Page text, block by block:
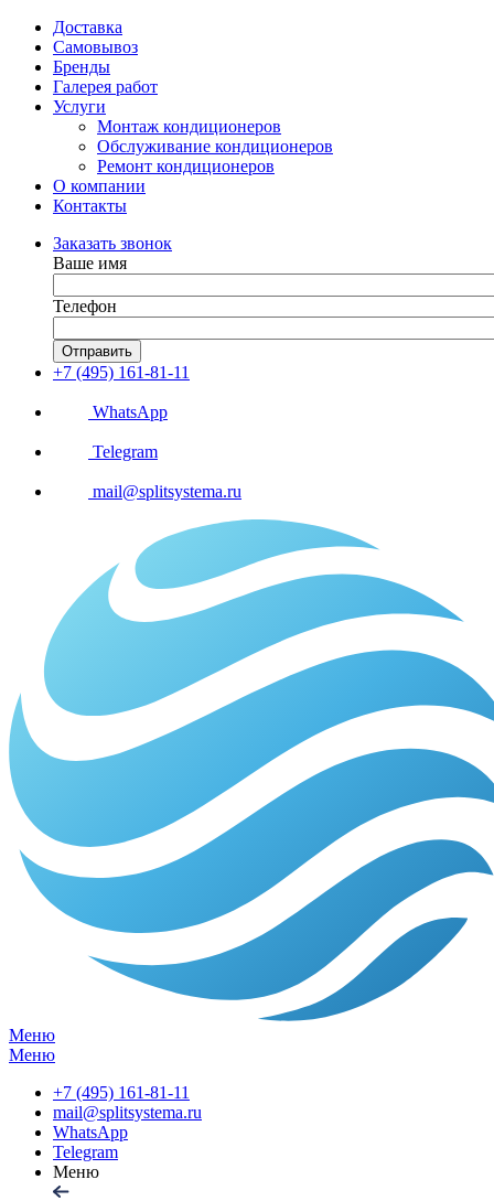
Доставка
Самовывоз
Бренды
Галерея работ
Услуги
Монтаж кондиционеров
Обслуживание кондиционеров
Ремонт кондиционеров
О компании
Контакты
Заказать звонок
Ваше имя
Телефон
Отправить
+7 (495) 161-81-11
WhatsApp
Telegram
mail@splitsystema.ru
Меню
Меню
+7 (495) 161-81-11
mail@splitsystema.ru
WhatsApp
Telegram
Меню